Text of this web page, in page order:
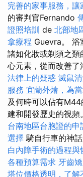
完善的家事服務，讓
的審判官Fernando
證照培訓 de 北部地
拿療程 Guevra。 浴
諸如化妝或剃須之
心元素，從而改善了
法律上的疑惑 滅鼠
服務 宜蘭外燴，為
及何時可以佔有
建和開發歷史的視頻
台南地區台胞證的申
選擇 騎自行車的神
白內障手術的過程與
各種預算需求 牙齒
塔位價格透明，了